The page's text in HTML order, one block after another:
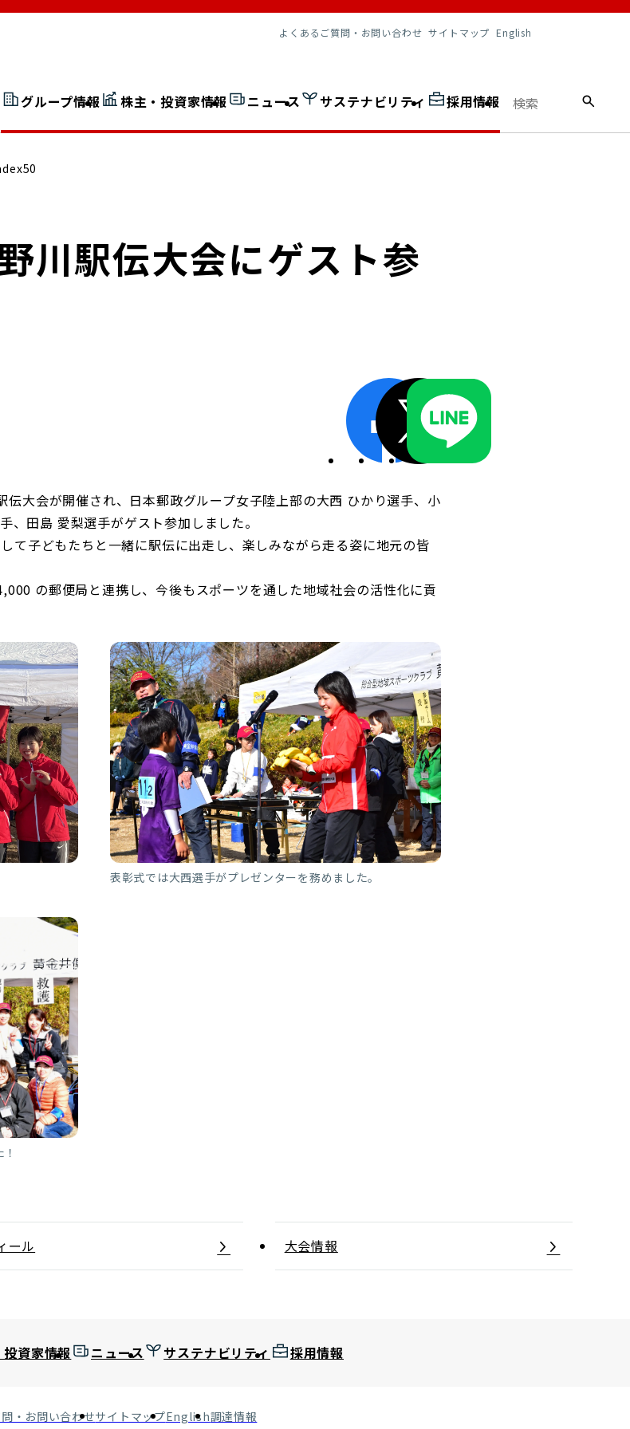
よくあるご質問・お問い合わせ サイトマップ English
グループ情報
委員会
株主・投資家情報
ディスクロージャーポリシー／適時開示体制
ニュース サステナビリティ
外部からの評価
採用情報
川駅伝大会にゲスト参
大会が開催され、日本郵政グループ女子陸上部の大西 ひかり選手、小
田島 愛梨選手がゲスト参加しました。
て子どもたちと一緒に駅伝に出走し、楽しみながら走る姿に地元の皆
の郵便局と連携し、今後もスポーツを通した地域社会の活性化に貢
表彰式では大西選手がプレゼンターを務めました。
ール 大会情報
資家情報 ニュース サステナビリティ 採用情報
・お問い合わせサイトマップEnglish調達情報